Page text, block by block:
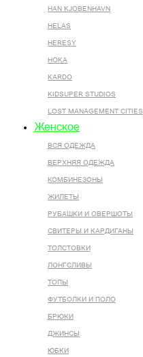
HAN KJOBENHAVN
HELAS
HERESY
HOKA
KARDO
KIDSUPER STUDIOS
LOST MANAGEMENT CITIES
Женское
ВСЯ ОДЕЖДА
ВЕРХНЯЯ ОДЕЖДА
КОМБИНЕЗОНЫ
ЖИЛЕТЫ
РУБАШКИ И ОВЕРШОТЫ
СВИТЕРЫ И КАРДИГАНЫ
ТОЛСТОВКИ
ЛОНГСЛИВЫ
ТОПЫ
ФУТБОЛКИ И ПОЛО
БРЮКИ
ДЖИНСЫ
ЮБКИ